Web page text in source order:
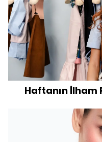
Haftanın İlham